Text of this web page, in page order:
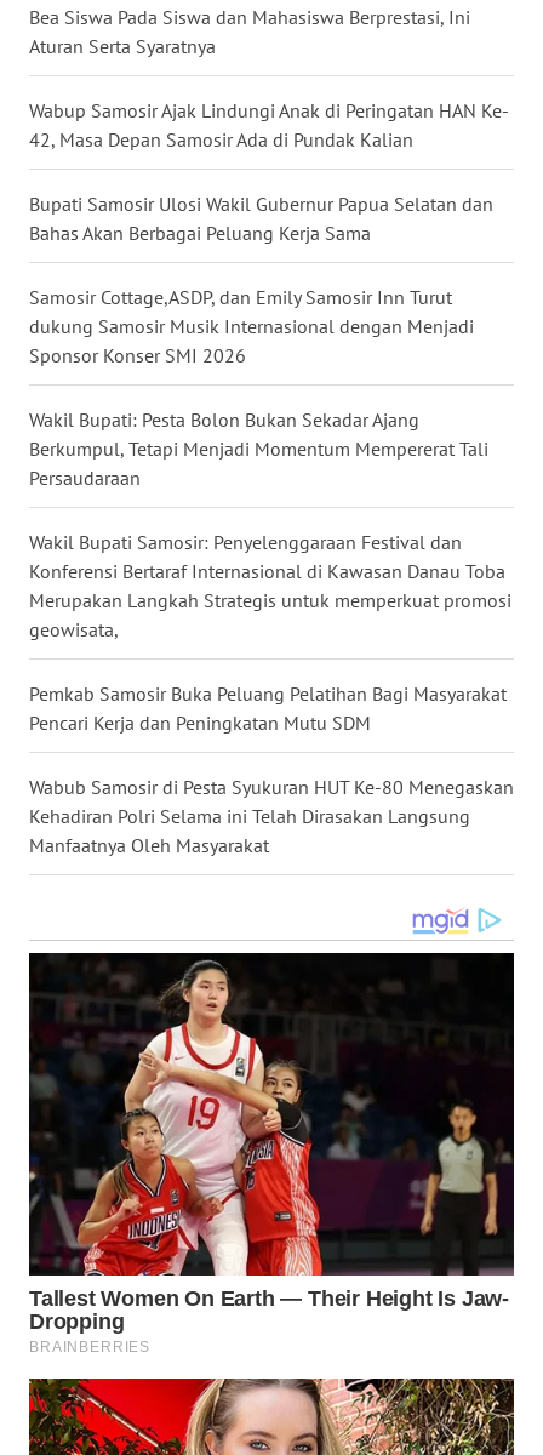
Bea Siswa Pada Siswa dan Mahasiswa Berprestasi, Ini
Aturan Serta Syaratnya
Wabup Samosir Ajak Lindungi Anak di Peringatan HAN Ke-
42, Masa Depan Samosir Ada di Pundak Kalian
Bupati Samosir Ulosi Wakil Gubernur Papua Selatan dan
Bahas Akan Berbagai Peluang Kerja Sama
Samosir Cottage,ASDP, dan Emily Samosir Inn Turut
dukung Samosir Musik Internasional dengan Menjadi
Sponsor Konser SMI 2026
Wakil Bupati: Pesta Bolon Bukan Sekadar Ajang
Berkumpul, Tetapi Menjadi Momentum Mempererat Tali
Persaudaraan
Wakil Bupati Samosir: Penyelenggaraan Festival dan
Konferensi Bertaraf Internasional di Kawasan Danau Toba
Merupakan Langkah Strategis untuk memperkuat promosi
geowisata,
Pemkab Samosir Buka Peluang Pelatihan Bagi Masyarakat
Pencari Kerja dan Peningkatan Mutu SDM
Wabub Samosir di Pesta Syukuran HUT Ke-80 Menegaskan
Kehadiran Polri Selama ini Telah Dirasakan Langsung
Manfaatnya Oleh Masyarakat
WN
PAKPAK
WN
WN
BOGOR
DEPOK
UTARA
WN
SAMOSIR
WN
PADANG
LAWAS
WN
SUMEDANG
WN
KEPULAUAN
SERIBU
TANGERANG
WN
BINJAI
WN
CIREBON
WN
INDRAMAYU